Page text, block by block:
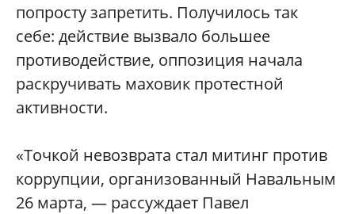
попросту запретить. Получилось так
себе: действие вызвало большее
противодействие, оппозиция начала
раскручивать маховик протестной
активности.
«Точкой невозврата стал митинг против
коррупции, организованный Навальным
26 марта, — рассуждает Павел